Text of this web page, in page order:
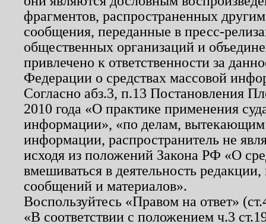
фрагментов, распространенных
сообщения, переданные в пресс-
общественных организаций и
привлечено к ответственности за
Федерации о средствах массовой
Согласно абз.3, п.13 Постановления
2010 года «О практике применения
информации», «по делам, вытекающим
информации, распространитель не
исходя из положений Закона РФ «О
вмешиваться в деятельность
сообщений и материалов».
Воспользуйтесь «Правом на ответ»
«В соответствии с положением ч.3